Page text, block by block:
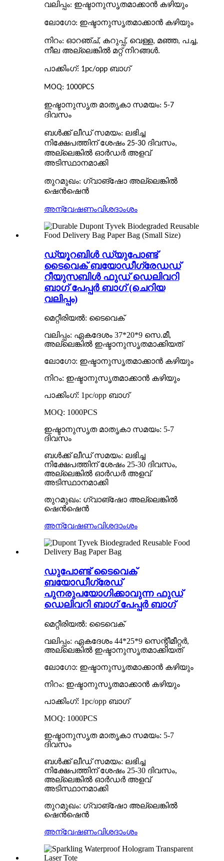
വലിപ്പം: ഇഷ്ടാനുസൃതമാക്കാൻ കഴിയും
ലോഗോ: ഇഷ്ടാനുസൃതമാക്കാൻ കഴിയും
നിറം: ഓറഞ്ച്, കറുപ്പ്, വെള്ള, മഞ്ഞ, പച്ച,
നീല അല്ലെങ്കിൽ മറ്റ് നിറങ്ങൾ.
പാക്കിംഗ്: 1pc/opp ബാഗ്
MOQ: 1000PCS
ഇഷ്ടാനുസൃത മാതൃകാ സമയം: 5-7
ദിവസം
ബൾക്ക് ലീഡ് സമയം: ലഭിച്ച
നിക്ഷേപത്തിന് ശേഷം 25-30 ദിവസം,
അല്ലെങ്കിൽ ഓർഡർ അളവ്
അടിസ്ഥാനമാക്കി
തുറമുഖം: ഗ്വാങ്ഷോ അല്ലെങ്കിൽ
ഷെൻഷെൻ
അന്വേഷണംവിശദാംശം
ഡ്യൂറബിൾ ഡ്യുപോണ്ട്
ടൈവെക് ബയോഡീഗ്രേഡഡ്
റീയുസബിൾ ഫുഡ് ഡെലിവറി
ബാഗ് പേപ്പർ ബാഗ് (ചെറിയ
വലിപ്പം)
മെറ്റീരിയൽ: ടൈവെക്
വലിപ്പം: ഏകദേശം 37*20*9 സെ.മീ,
അല്ലെങ്കിൽ ഇഷ്ടാനുസൃതമാക്കിയത്
ലോഗോ: ഇഷ്ടാനുസൃതമാക്കാൻ കഴിയും
നിറം: ഇഷ്ടാനുസൃതമാക്കാൻ കഴിയും
പാക്കിംഗ്: 1pc/opp ബാഗ്
MOQ: 1000PCS
ഇഷ്ടാനുസൃത മാതൃകാ സമയം: 5-7
ദിവസം
ബൾക്ക് ലീഡ് സമയം: ലഭിച്ച
നിക്ഷേപത്തിന് ശേഷം 25-30 ദിവസം,
അല്ലെങ്കിൽ ഓർഡർ അളവ്
അടിസ്ഥാനമാക്കി
തുറമുഖം: ഗ്വാങ്ഷോ അല്ലെങ്കിൽ
ഷെൻഷെൻ
അന്വേഷണംവിശദാംശം
ഡുപോണ്ട് ടൈവെക്
ബയോഡീഗ്രേഡ്
പുനരുപയോഗിക്കാവുന്ന ഫുഡ്
ഡെലിവറി ബാഗ് പേപ്പർ ബാഗ്
മെറ്റീരിയൽ: ടൈവെക്
വലിപ്പം: ഏകദേശം 44*25*9 സെന്റീമീറ്റർ,
അല്ലെങ്കിൽ ഇഷ്ടാനുസൃതമാക്കിയത്
ലോഗോ: ഇഷ്ടാനുസൃതമാക്കാൻ കഴിയും
നിറം: ഇഷ്ടാനുസൃതമാക്കാൻ കഴിയും
പാക്കിംഗ്: 1pc/opp ബാഗ്
MOQ: 1000PCS
ഇഷ്ടാനുസൃത മാതൃകാ സമയം: 5-7
ദിവസം
ബൾക്ക് ലീഡ് സമയം: ലഭിച്ച
നിക്ഷേപത്തിന് ശേഷം 25-30 ദിവസം,
അല്ലെങ്കിൽ ഓർഡർ അളവ്
അടിസ്ഥാനമാക്കി
തുറമുഖം: ഗ്വാങ്ഷോ അല്ലെങ്കിൽ
ഷെൻഷെൻ
അന്വേഷണംവിശദാംശം